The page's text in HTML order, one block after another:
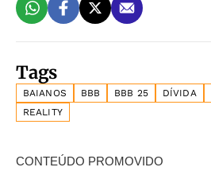
Tags
BAIANOS BBB BBB 25 DÍVIDA
REALITY